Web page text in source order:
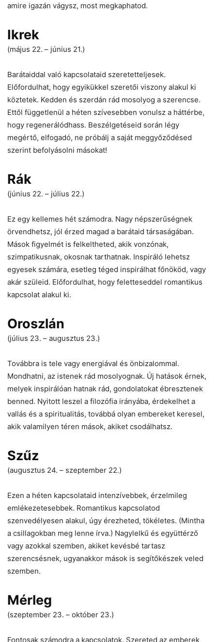
amire igazán vágysz, most megkaphatod.
Ikrek
(május 22. – június 21.)
Barátaiddal való kapcsolataid szeretetteljesek.
Előfordulhat, hogy egyikükkel szeretői viszony alakul ki
köztetek. Kedden és szerdán rád mosolyog a szerencse.
Ettől függetlenül a héten szívesebben vonulsz a háttérbe,
hogy regenerálódhass. Beszélgetéseid során légy
megértő, elfogadó, ne próbálj a saját meggyőződésed
szerint befolyásolni másokat!
Rák
(június 22. – július 22.)
Ez egy kellemes hét számodra. Nagy népszerűségnek
örvendhetsz, jól érzed magad a barátaid társaságában.
Mások figyelmét is felkeltheted, akik vonzónak,
szimpatikusnak, okosnak tarthatnak. Inspiráló lehetsz
egyesek számára, esetleg téged inspirálhat főnököd, vagy
akár szüleid. Előfordulhat, hogy feletteseddel romantikus
kapcsolat alakul ki.
Oroszlán
(július 23. – augusztus 23.)
Továbbra is tele vagy energiával és önbizalommal.
Mondhatni, az istenek rád mosolyognak. Új hatások érnek,
melyek inspirálóan hatnak rád, gondolatokat ébresztenek
benned. Nyitott leszel a filozófia irányába, érdekelhet a
vallás és a spiritualitás, továbbá olyan embereket keresel,
akik valamilyen téren mások, akiket csodálhatsz.
Szűz
(augusztus 24. – szeptember 22.)
Ezen a héten kapcsolataid intenzívebbek, érzelmileg
emlékezetesebbek. Romantikus kapcsolatod
szenvedélyesen alakul, úgy érezheted, tökéletes. (Mintha
a csillagokban meg lenne írva.) Nagylelkű és együttérző
vagy azokkal szemben, akiket kevésbé tartasz
szerencsésnek, ugyanakkor mások is segítőkészek veled
szemben.
Mérleg
(szeptember 23. – október 23.)
Fontosak számodra a kapcsolatok. Szereted az emberek